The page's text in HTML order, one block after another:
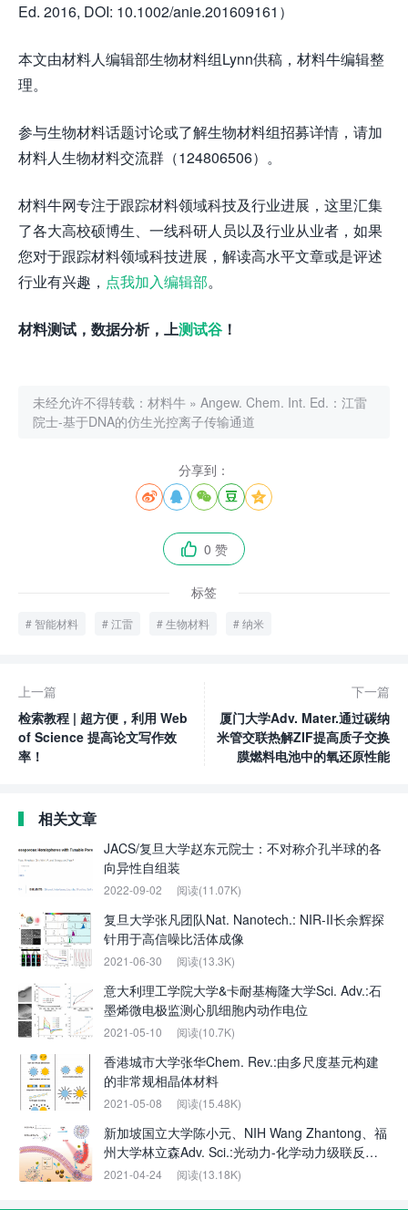
Ed. 2016, DOI: 10.1002/anie.201609161）
本文由材料人编辑部生物材料组Lynn供稿，材料牛编辑整
理。
参与生物材料话题讨论或了解生物材料组招募详情，请加
材料人生物材料交流群（124806506）。
材料牛网专注于跟踪材料领域科技及行业进展，这里汇集
了各大高校硕博生、一线科研人员以及行业从业者，如果
您对于跟踪材料领域科技进展，解读高水平文章或是评述
行业有兴趣， 点我加入编辑部。
材料测试，数据分析，上测试谷 ！
未经允许不得转载： 材料牛 » Angew. Chem. Int. Ed.：江雷
院士-基于DNA的仿生光控离子传输通道
分享到：
    
 0 赞
标签
智能材料 江雷 生物材料 纳米
上一篇
检索教程 | 超方便，利用 Web
of Science 提高论文写作效
率！
下一篇
厦门大学Adv. Mater.通过碳纳
米管交联热解ZIF提高质子交换
膜燃料电池中的氧还原性能
相关文章
JACS/复旦大学赵东元院士：不对称介孔半球的各
向异性自组装
2022-09-02 阅读(11.07K)
复旦大学张凡团队Nat. Nanotech.: NIR-II长余辉探
针用于高信噪比活体成像
2021-06-30 阅读(13.3K)
意大利理工学院大学&卡耐基梅隆大学Sci. Adv.:石
墨烯微电极监测心肌细胞内动作电位
2021-05-10 阅读(10.7K)
香港城市大学张华Chem. Rev.:由多尺度基元构建
的非常规相晶体材料
2021-05-08 阅读(15.48K)
新加坡国立大学陈小元、NIH Wang Zhantong、福
州大学林立森Adv. Sci.:光动力-化学动力级联反应
用于有效的药物输送和增强的联合疗法
2021-04-24 阅读(13.18K)